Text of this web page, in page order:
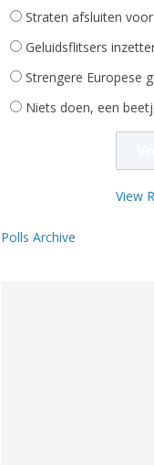
Straten afsluiten
Geluidsflitsers
Strengere Europese
Niets doen, een
View
Polls Archive